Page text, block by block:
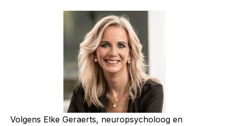
Volgens Elke Geraerts, neuropsycholoog en